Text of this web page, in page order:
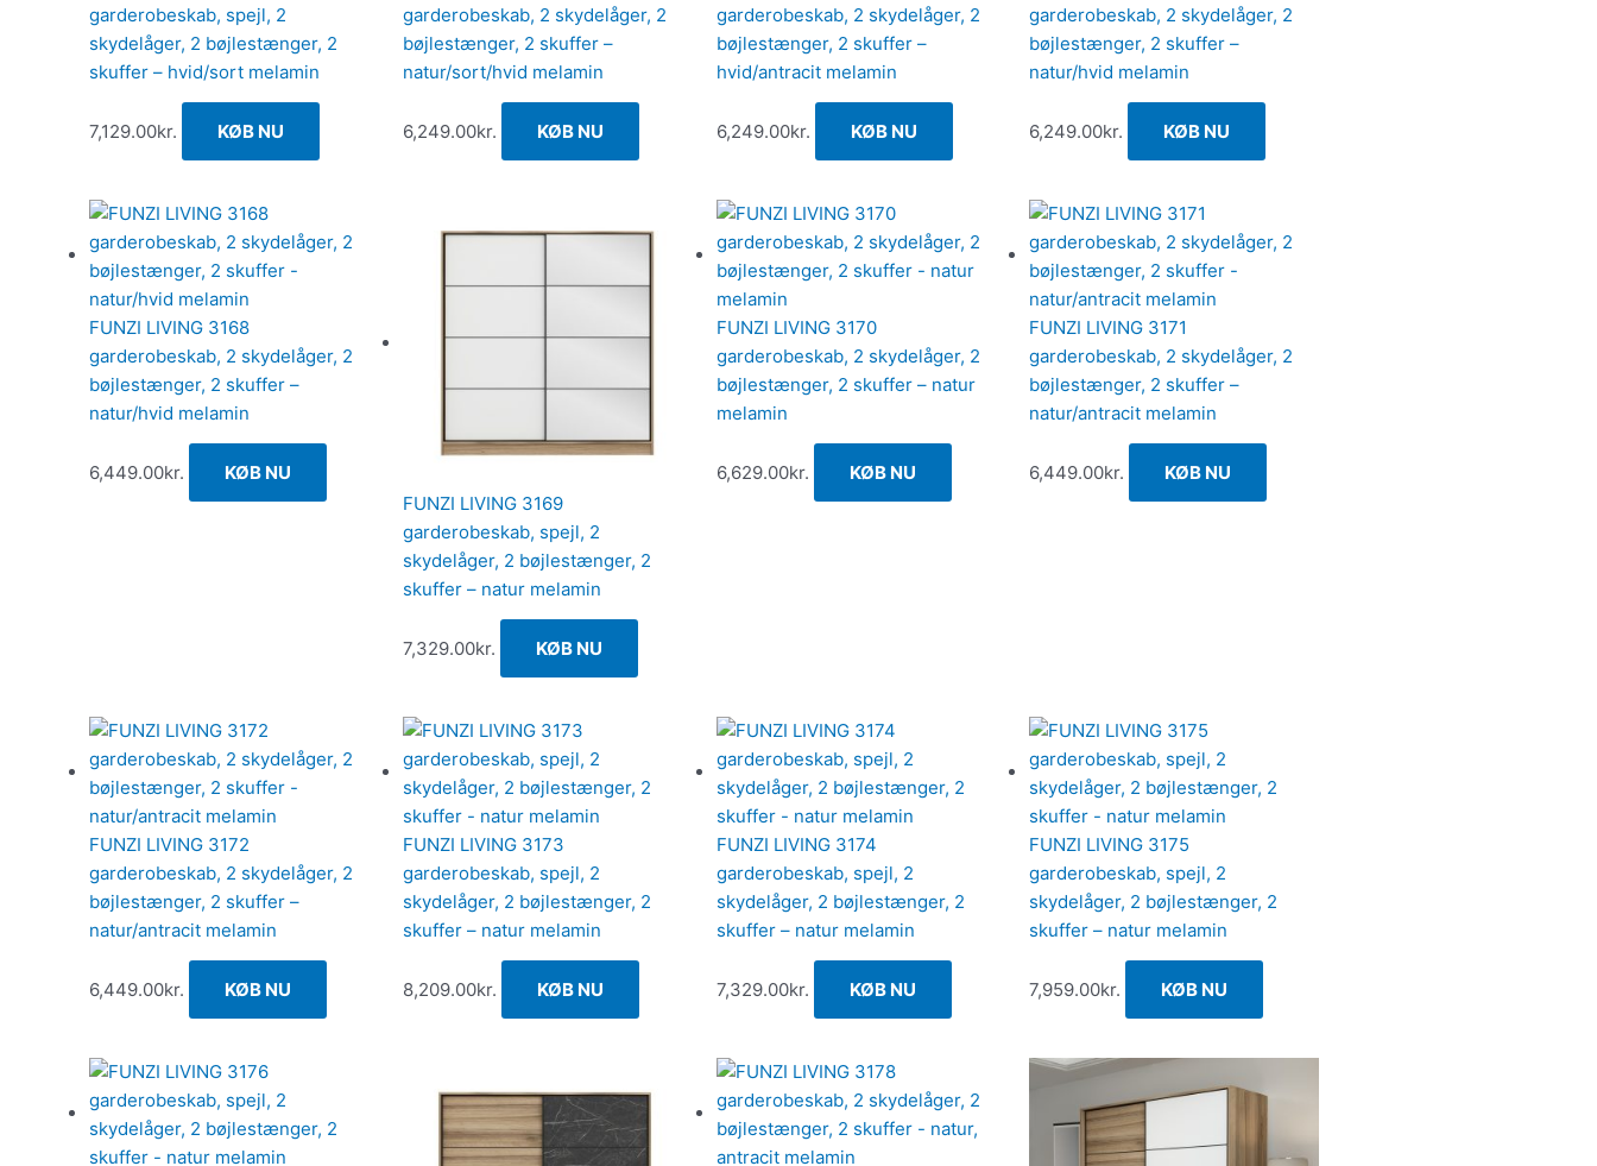
garderobeskab, spejl, 2
skydelåger, 2 bøjlestænger, 2
skuffer – hvid/sort melamin
7,129.00kr. KØB NU
garderobeskab, 2 skydelåger, 2
bøjlestænger, 2 skuffer –
natur/sort/hvid melamin
6,249.00kr. KØB NU
garderobeskab, 2 skydelåger, 2
bøjlestænger, 2 skuffer –
hvid/antracit melamin
6,249.00kr. KØB NU
garderobeskab, 2 skydelåger, 2
bøjlestænger, 2 skuffer –
natur/hvid melamin
6,249.00kr. KØB NU
FUNZI LIVING 3168
garderobeskab, 2 skydelåger, 2
bøjlestænger, 2 skuffer –
natur/hvid melamin
6,449.00kr.
KØB NU
FUNZI LIVING 3169
garderobeskab, spejl, 2
skydelåger, 2 bøjlestænger, 2
skuffer – natur melamin
7,329.00kr. KØB NU
FUNZI LIVING 3170
garderobeskab, 2 skydelåger, 2
bøjlestænger, 2 skuffer – natur
melamin
6,629.00kr. KØB NU
FUNZI LIVING 3171
garderobeskab, 2 skydelåger, 2
bøjlestænger, 2 skuffer –
natur/antracit melamin
6,449.00kr. KØB NU
FUNZI LIVING 3172
garderobeskab, 2 skydelåger, 2
bøjlestænger, 2 skuffer –
natur/antracit melamin
6,449.00kr. KØB NU
FUNZI LIVING 3173
garderobeskab, spejl, 2
skydelåger, 2 bøjlestænger, 2
skuffer – natur melamin
8,209.00kr. KØB NU
FUNZI LIVING 3174
garderobeskab, spejl, 2
skydelåger, 2 bøjlestænger, 2
skuffer – natur melamin
7,329.00kr. KØB NU
FUNZI LIVING 3175
garderobeskab, spejl, 2
skydelåger, 2 bøjlestænger, 2
skuffer – natur melamin
7,959.00kr. KØB NU